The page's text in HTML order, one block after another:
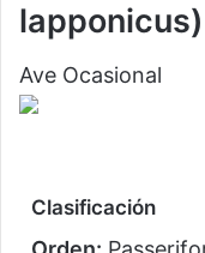
lapponicus)
Ave Ocasional
Clasificación